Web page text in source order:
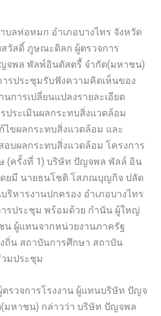
ลห่อหมก อำเภอบางไทร จังหวัด
วัสดิ์ ภูษณะดิลก ผู้ตรวจการ
จพล พัลพ์อินดัสตรี้ จำกัด(มหาชน)
ารประชุมรับฟังความคิดเห็นของ
การเปลี่ยนแปลงรายละเอียด
ประเมินผลกระทบสิ่งแวดล้อม
ไขผลกระทบสิ่งแวดล้อม และ
บผลกระทบสิ่งแวดล้อม โครงการ
(ครั้งที่ 1) บริษัท ปัญจพล พัลล์ อิน
ยมี นายธนโชติ โสภณบุญกิจ ปลัด
ริหารงานปกครอง อำเภอบางไทร
ารประชุม พร้อมด้วย กำนัน ผู้ใหญ่
ผู้แทนจากหน่วยงานภาครัฐ
ถิ่น สถาบันการศึกษา สถาบัน
มประชุม
รวจการโรงงาน ผู้แทนบริษัท ปัญจ
มหาชน) กล่าวว่า บริษัท ปัญจพล